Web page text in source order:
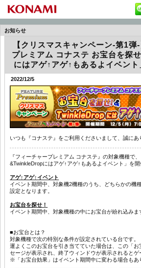
お知らせ
【クリスマスキャンペーン-第1
プレミアム コナステ お宝台を探
にはアゲ↑アゲ↑もあるよイベン
2022/12/5
いつも『コナステ』をご利用くださいまして、誠にあ
『フィーチャープレミアム コナステ』の対象機種で
&TwinkleDropにはアゲ↑アゲ↑もあるよイベント」を開
アゲ↑アゲ↑イベント
イベント期間中、対象機2機種のうち、どちらかの機
設定となります。
お宝台を探せ！
イベント期間中、対象機種の中にお宝台が紛れ込みま
■お宝台とは？
対象機種で次の特別な条件が設定されている台です。
運よくこのお宝台を引き当てていた場合は、この「お
セージが表示され、終了ウィンドウが表示されるとゲ
※「お宝台効果」はイベント期間中に変わる場合もあ